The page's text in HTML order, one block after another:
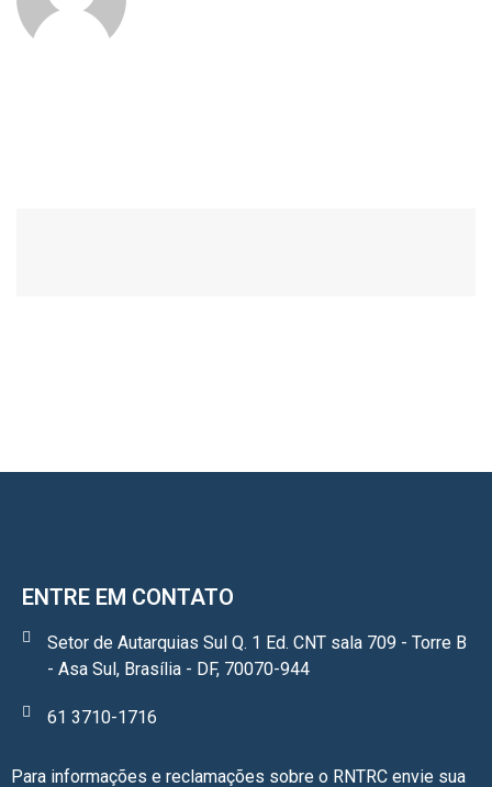
ENTRE EM CONTATO
Setor de Autarquias Sul Q. 1 Ed. CNT sala 709 - Torre B
- Asa Sul, Brasília - DF, 70070-944
61 3710-1716
Para informações e reclamações sobre o RNTRC envie sua